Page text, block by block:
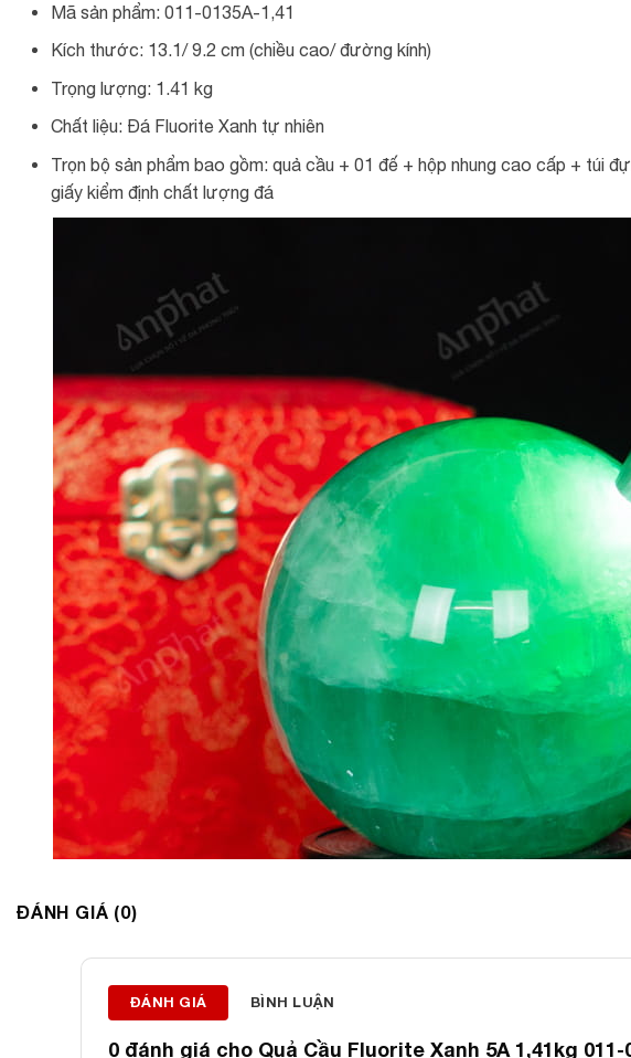
Mã sản phẩm: 011-0135A-1,41
Kích thước: 13.1/ 9.2 cm (chiều cao/ đường kính)
Trọng lượng: 1.41 kg
Chất liệu: Đá Fluorite Xanh tự nhiên
Trọn bộ sản phẩm bao gồm: quả cầu + 01 đế + hộp nhung cao cấp + túi
giấy kiểm định chất lượng đá
ĐÁNH GIÁ (0)
ĐÁNH GIÁ BÌNH LUẬN
0 đánh giá cho Quả Cầu Fluorite Xanh 5A 1,41kg 011-